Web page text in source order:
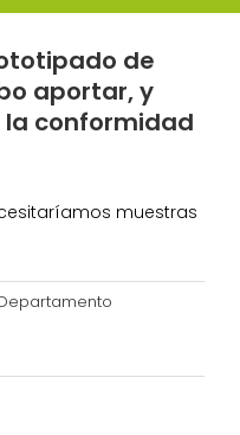
de
aportar, y
conformidad
muestras